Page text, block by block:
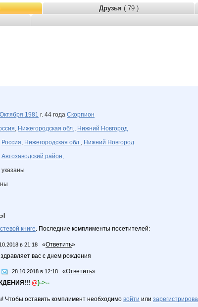
Друзья ( 79 )
1981 г. 44 года Скорпион
, Нижегородская обл., Нижний Новгород
Россия, Нижегородская обл., Нижний Новгород
Автозаводский район,
книге. Последние комплименты посетителей:
в 21:18 «Ответить»
вас с днем рождения
28.10.2018 в 12:18 «Ответить»
@}->--
Чтобы оставить комплимент необходимо войти или